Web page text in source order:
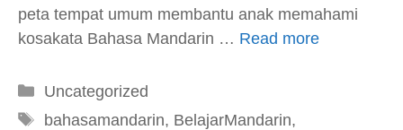
peta tempat umum membantu anak memahami
kosakata Bahasa Mandarin … Read more
Kategori
Uncategorized
Tag
bahasamandarin, BelajarMandarin,